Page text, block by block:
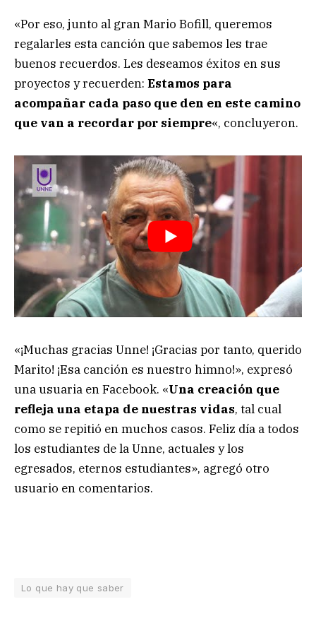
«Por eso, junto al gran Mario Bofill, queremos
regalarles esta canción que sabemos les trae
buenos recuerdos. Les deseamos éxitos en sus
proyectos y recuerden: Estamos para
acompañar cada paso que den en este camino
que van a recordar por siempre«, concluyeron.
«¡Muchas gracias Unne! ¡Gracias por tanto, querido
Marito! ¡Esa canción es nuestro himno!», expresó
una usuaria en Facebook. «Una creación que
refleja una etapa de nuestras vidas, tal cual
como se repitió en muchos casos. Feliz día a todos
los estudiantes de la Unne, actuales y los
egresados, eternos estudiantes», agregó otro
usuario en comentarios.
Lo que hay que saber